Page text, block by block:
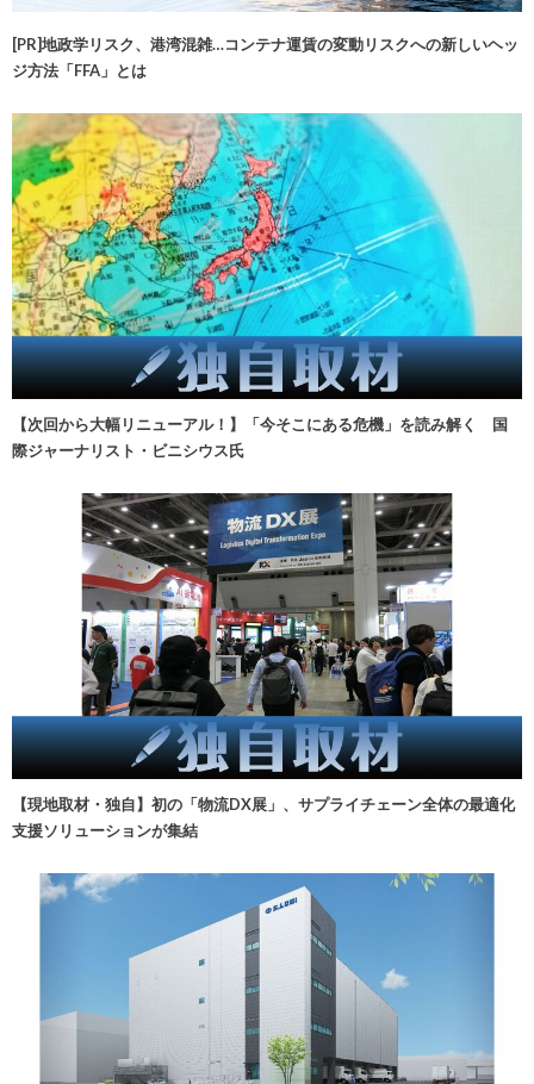
[PR]地政学リスク、港湾混雑…コンテナ運賃の変動リスクへの新しいヘッ
ジ方法「FFA」とは
【次回から大幅リニューアル！】「今そこにある危機」を読み解く 国
際ジャーナリスト・ビニシウス氏
【現地取材・独自】初の「物流DX展」、サプライチェーン全体の最適化
支援ソリューションが集結